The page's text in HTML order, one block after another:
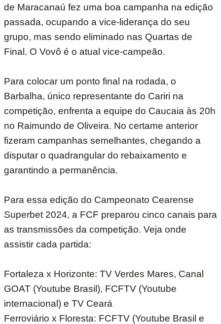
de Maracanaú fez uma boa campanha na edição
passada, ocupando a vice-liderança do seu
grupo, mas sendo eliminado nas Quartas de
Final. O Vovô é o atual vice-campeão.
Para colocar um ponto final na rodada, o
Barbalha, único representante do Cariri na
competição, enfrenta a equipe do Caucaia às 20h
no Raimundo de Oliveira. No certame anterior
fizeram campanhas semelhantes, chegando a
disputar o quadrangular do rebaixamento e
garantindo a permanência.
Para essa edição do Campeonato Cearense
Superbet 2024, a FCF preparou cinco canais para
as transmissões da competição. Veja onde
assistir cada partida:
Fortaleza x Horizonte: TV Verdes Mares, Canal
GOAT (Youtube Brasil), FCFTV (Youtube
internacional) e TV Ceará
Ferroviário x Floresta: FCFTV (Youtube Brasil e